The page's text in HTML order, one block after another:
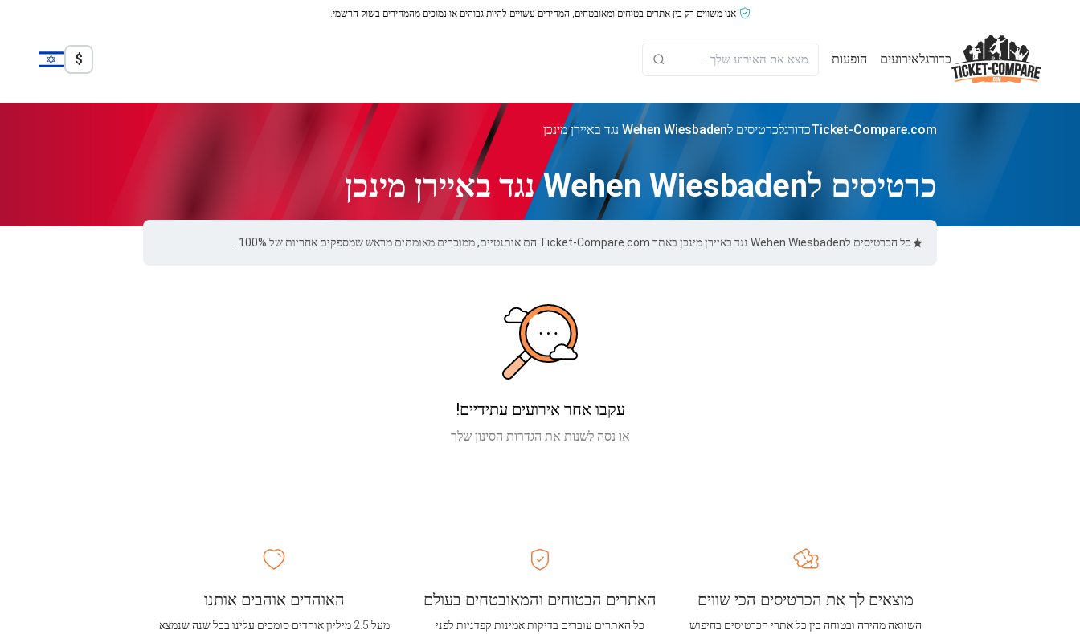
אנו משווים רק בין אתרים בטוחים ומאובטחים, המחירים עשויים להיות גבוהים או נמוכים מהמחירים בשוק הרשמי.
כדורגלאירועים הופעות $
Ticket-Compare.comכדורגלכרטיסים לWehen Wiesbaden נגד באיירן מינכן
כרטיסים לWehen Wiesbaden נגד באיירן מינכן
כל הכרטיסים לWehen Wiesbaden נגד באיירן מינכן באתר Ticket-Compare.com הם אותנטיים, ממוכרים מאומתים מראש שמספקים אחריות של 100%.
עקבו אחר אירועים עתידיים!
או נסה לשנות את הגדרות הסינון שלך
האתרים הבטוחים והמאובטחים בעולם
כל האתרים עוברים בדיקות אמינות קפדניות לפני
מוצאים לך את הכרטיסים הכי שווים
השוואה מהירה ובטוחה בין כל אתרי הכרטיסים בחיפוש
האוהדים אוהבים אותנו
מעל 2.5 מיליון אוהדים סומכים עלינו בכל שנה שנמצא